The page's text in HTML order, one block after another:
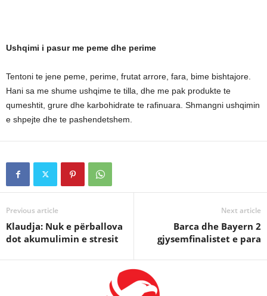
Ushqimi i pasur me peme dhe perime
Tentoni te jene peme, perime, frutat arrore, fara, bime bishtajore.
Hani sa me shume ushqime te tilla, dhe me pak produkte te
qumeshtit, grure dhe karbohidrate te rafinuara. Shmangni ushqimin
e shpejte dhe te pashendetshem.
Previous article
Klaudja: Nuk e përballova
dot akumulimin e stresit
Next article
Barca dhe Bayern 2
gjysemfinalistet e para